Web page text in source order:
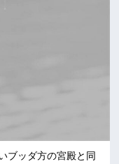
ブッダ方の宮殿と同